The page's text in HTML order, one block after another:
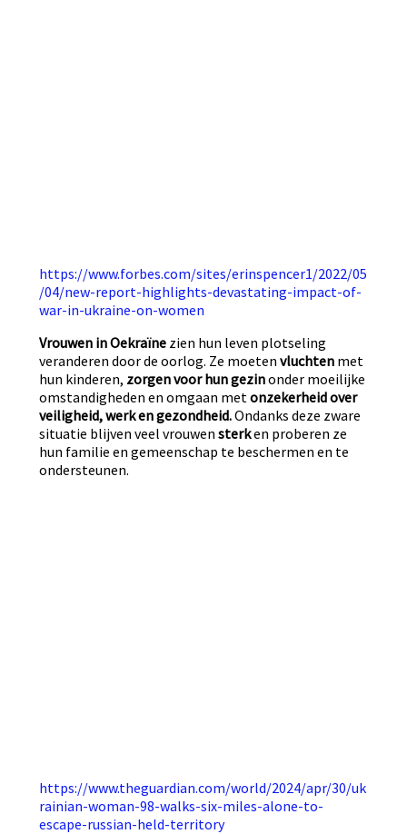
https://www.forbes.com/sites/erinspencer1/2022/05
/04/new-report-highlights-devastating-impact-of-
war-in-ukraine-on-women
Vrouwen in Oekraïne zien hun leven plotseling
veranderen door de oorlog. Ze moeten vluchten met
hun kinderen, zorgen voor hun gezinonder moeilijke
omstandigheden en omgaan met onzekerheid over
veiligheid, werk en gezondheid.Ondanks deze zware
situatie blijven veel vrouwen sterken proberen ze
hun familie en gemeenschap te beschermen en te
ondersteunen.
https://www.theguardian.com/world/2024/apr/30/uk
rainian-woman-98-walks-six-miles-alone-to-
escape-russian-held-territory